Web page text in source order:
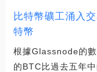
比特幣礦工涌入
特幣
根據Glassnode的
的BTC比過去五年